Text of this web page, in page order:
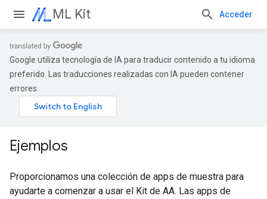
ML Kit Acceder
Google utiliza tecnología de IA para traducir contenido a tu idioma
preferido. Las traducciones realizadas con IA pueden contener
errores.
Ejemplos
Proporcionamos una colección de apps de muestra para
ayudarte a comenzar a usar el Kit de AA. Las apps de